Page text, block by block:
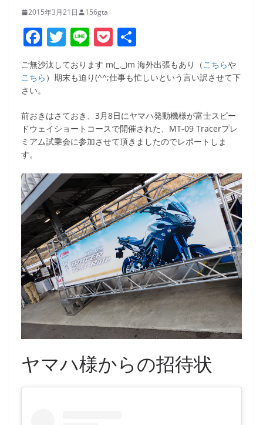
2015年3月21日 156gta
F
a
c
b
o
o
k
T
w
itt
Li
n
e
P
o
ck
有
ご無沙汰しております m(_._)m 海外出張もあり（こちらや
こちら ）期末も迫り(^^;仕事も忙しいという言い訳させて下
さい。
前おきはさておき、3月8日にヤマハ発動機様が富士スピー
ドウェイショートコースで開催された、MT-09 Tracerプレ
ミアム試乗会に参加させて頂きましたのでレポートしま
す。
ヤマハ様からの招待状